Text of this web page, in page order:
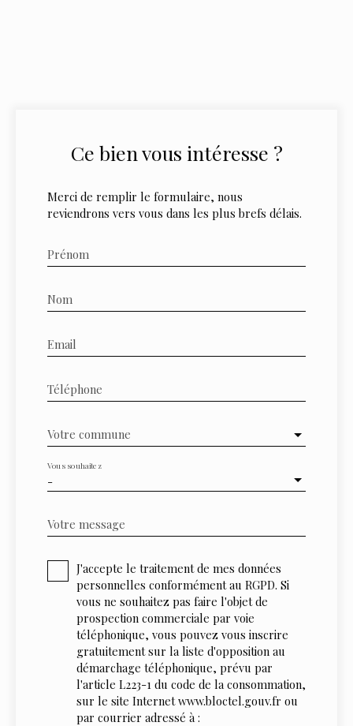
Ce bienvous intéresse ?
Merci de remplir le formulaire, nous
reviendrons vers vous dans les plus brefs délais.
Prénom
Nom
Email
Téléphone
Votre commune
-
Vous souhaitez
Votre message
J'accepte le traitement de mes données
personnelles conformément au RGPD. Si
vous ne souhaitez pas faire l'objet de
prospection commerciale par voie
téléphonique, vous pouvez vous inscrire
gratuitement sur la liste d'opposition au
démarchage téléphonique, prévu par
l'article L223-1 du code de la consommation,
sur le site Internet www.bloctel.gouv.fr ou
par courrier adressé à :